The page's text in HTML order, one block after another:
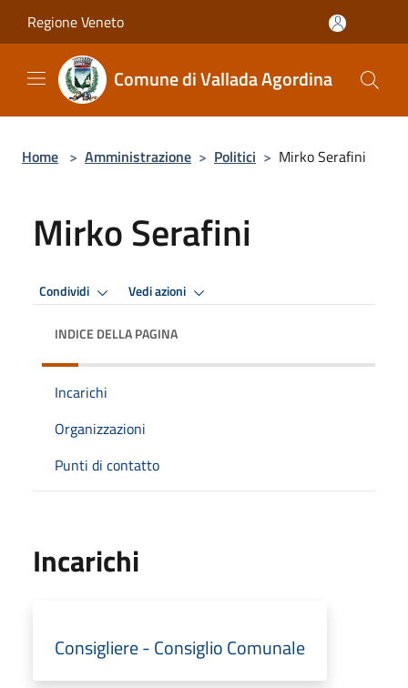
Regione Veneto
Comune di Vallada Agordina
Home > Amministrazione > Politici > Mirko Serafini
Mirko Serafini
Condividi Vedi azioni
INDICE DELLA PAGINA
Incarichi
Organizzazioni
Punti di contatto
Incarichi
Consigliere - Consiglio Comunale